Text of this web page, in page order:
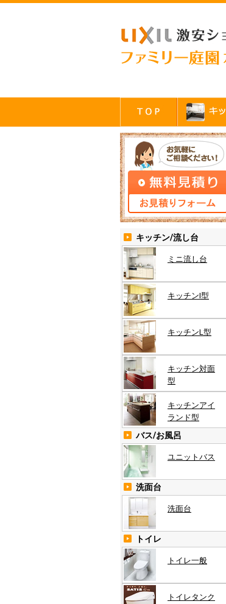
キッチン/流し台
ミニ流し台
キッチンI型
キッチンL型
キッチン対面
型
キッチンアイ
ランド型
バス/お風呂
ユニットバス
洗面台
洗面台
トイレ
トイレ一般
トイレタンク